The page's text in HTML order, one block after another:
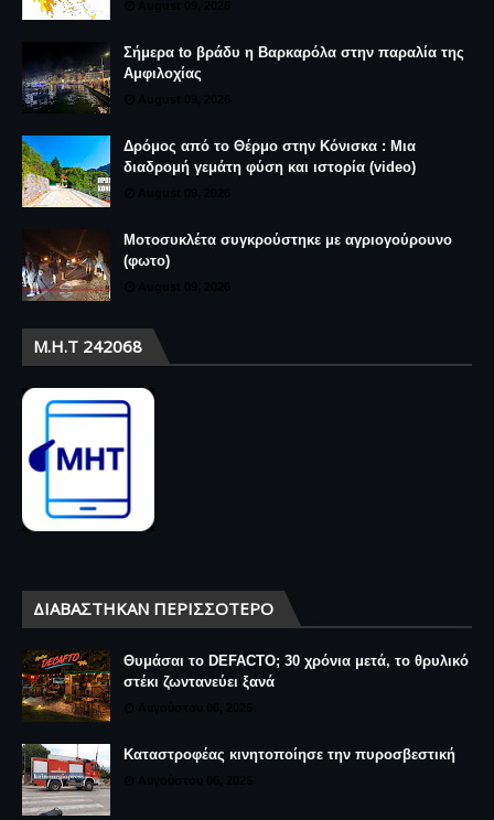
Σήμερα to βράδυ η Βαρκαρόλα στην παραλία της
Αμφιλοχίας
Δρόμος από το Θέρμο στην Κόνισκα : Μια
διαδρομή γεμάτη φύση και ιστορία (video)
Μοτοσυκλέτα συγκρούστηκε με αγριογούρουνο
(φωτο)
Μ.Η.Τ 242068
ΔΙΑΒΆΣΤΗΚΑΝ ΠΕΡΙΣΣΌΤΕΡΟ
Θυμάσαι το DEFACTO; 30 χρόνια μετά, το θρυλικό
στέκι ζωντανεύει ξανά
Καταστροφέας κινητοποίησε την πυροσβεστική